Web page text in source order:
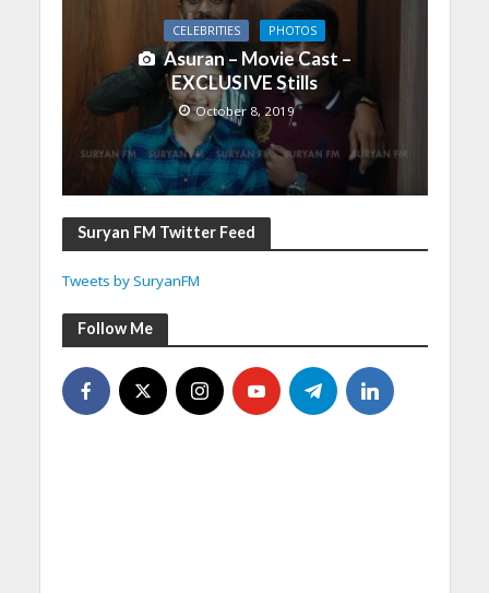
CELEBRITIES PHOTOS
Asuran – Movie Cast –
EXCLUSIVE Stills
October 8, 2019
Suryan FM Twitter Feed
Tweets by SuryanFM
Follow Me